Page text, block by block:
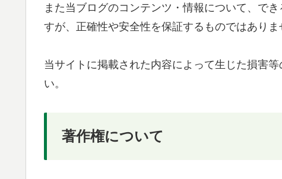
また当ブログのコンテンツ・情報について、で
すが、正確性や安全性を保証するものではあり
当サイトに掲載された内容によって生じた損害
い。
著作権について